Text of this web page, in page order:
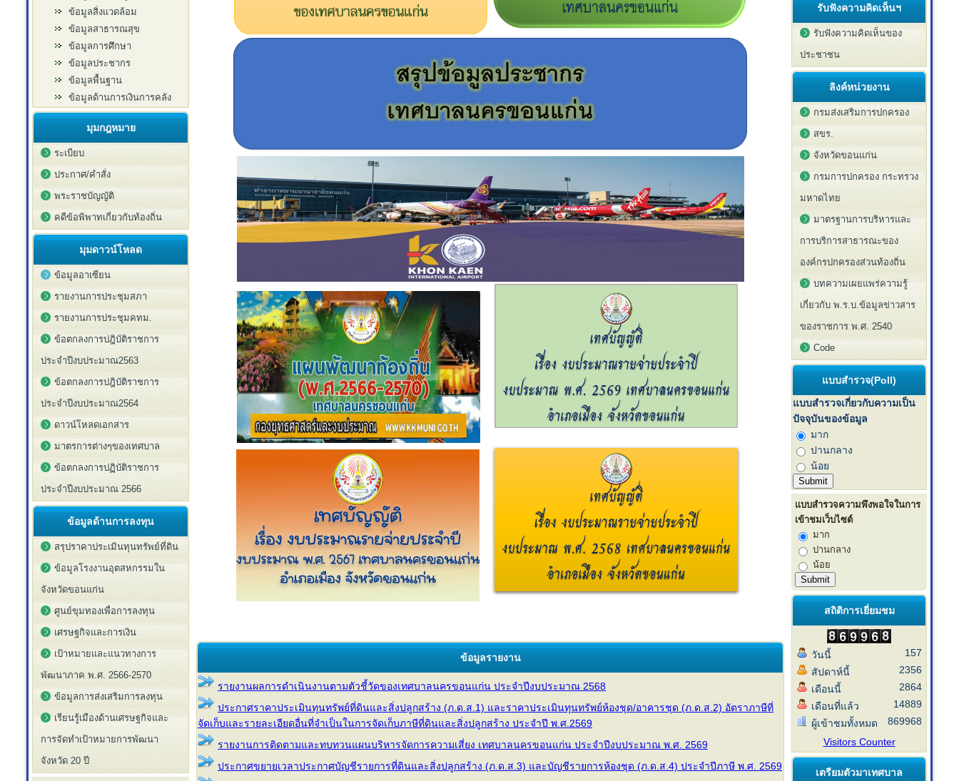
ข้อมูลสิ่งแวดล้อม
ข้อมูลสาธารณสุข
ข้อมูลการศึกษา
ข้อมูลประชากร
ข้อมูลพื้นฐาน
ข้อมูลด้านการเงินการคลัง
มุมกฎหมาย
ระเบียบ
ประกาศ/คำสั่ง
พระราชบัญญัติ
คดีข้อพิพาทเกี่ยวกับท้องถิ่น
มุมดาวน์โหลด
ข้อมูลอาเซียน
รายงานการประชุมสภา
รายงานการประชุมคทม.
ข้อตกลงการปฎิบัติราชการ
ประจำปีงบประมาณ2563
ข้อตกลงการปฎิบัติราชการ
ประจำปีงบประมาณ2564
ดาวน์โหลดเอกสาร
มาตรการต่างๆของเทศบาล
ข้อตกลงการปฏิบัติราชการ
ประจำปีงบประมาณ 2566
ข้อมูลด้านการลงทุน
สรุปราคาประเมินทุนทรัพย์ที่ดิน
ข้อมูลโรงงานอุตสหกรรมใน
จังหวัดขอนแก่น
ศูนย์ขุมทองเพื่อการลงทุน
เศรษฐกิจและการเงิน
เป้าหมายและแนวทางการ
พัฒนาภาค พ.ศ. 2566-2570
ข้อมูลการส่งเสริมการลงทุน
เรียนรู้เมืองด้านเศรษฐกิจและ
การจัดทำเป้าหมายการพัฒนา
จังหวัด 20 ปี
ข้อมูลรายงาน
รายงานผลการดำเนินงานตามตัวชี้วัดของเทศบาลนครขอนแก่น ประจำปีงบประมาณ 2568
ประกาศราคาประเมินทุนทรัพย์ที่ดินและสิ่งปลูกสร้าง (ภ.ด.ส.1) และราคาประเมินทุนทรัพย์ห้องชุด/อาคารชุด (ภ.ด.ส.2) อัตราภาษีที่
จัดเก็บและรายละเอียดอื่นที่จำเป็นในการจัดเก็บภาษีที่ดินและสิ่งปลูกสร้าง ประจำปี พ.ศ.2569
รายงานการติดตามและทบทวนแผนบริหารจัดการความเสี่ยง เทศบาลนครขอนแก่น ประจำปีงบประมาณ พ.ศ. 2569
ประกาศขยายเวลาประกาศบัญชีรายการที่ดินและสิ่งปลูกสร้าง (ภ.ด.ส.3) และบัญชีรายการห้องชุด (ภ.ด.ส.4) ประจำปีภาษี พ.ศ. 2569
รับฟังความคิดเห็นฯ
รับฟังความคิดเห็นของ
ประชาชน
ลิงค์หน่วยงาน
กรมส่งเสริมการปกครอง
สขร.
จังหวัดขอนแก่น
กรมการปกครอง กระทรวง
มหาดไทย
มาตรฐานการบริหารและ
การบริการสาธารณะของ
องค์กรปกครองส่วนท้องถิ่น
บทความเผยแพร่ความรู้
เกี่ยวกับ พ.ร.บ.ข้อมูลข่าวสาร
ของราชการ พ.ศ. 2540
Code
แบบสำรวจ(Poll)
แบบสำรวจเกี่ยวกับความเป็น
ปัจจุบันของข้อมูล
มาก
ปานกลาง
น้อย
แบบสำรวจความพึงพอใจในการ
เข้าชมเว็บไซต์
มาก
ปานกลาง
น้อย
สถิติการเยี่ยมชม
วันนี้
สัปดาห์นี้
เดือนนี้
เดือนที่แล้ว
ผู้เข้าชมทั้งหมด
157
2356
2864
14889
869968
Visitors Counter
เตรียมตัวมาเทศบาล